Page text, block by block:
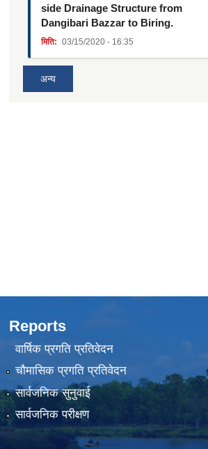
side Drainage Structure from
Dangibari Bazzar to Biring.
मिति: 03/15/2020 - 16:35
अन्य
Reports
वार्षिक प्रगति प्रतिवेदन
चौमासिक प्रगति प्रतिवेदन
सार्वजनिक सुनुवाई
सार्वजनिक परीक्षण